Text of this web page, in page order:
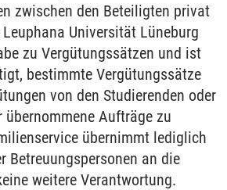
zwischen den Beteiligten privat
Universität Lüneburg
zu Vergütungssätzen und ist
bestimmte Vergütungssätze
von den Studierenden oder
Aufträge zu
übernimmt lediglich
Betreuungspersonen an die
weitere Verantwortung.